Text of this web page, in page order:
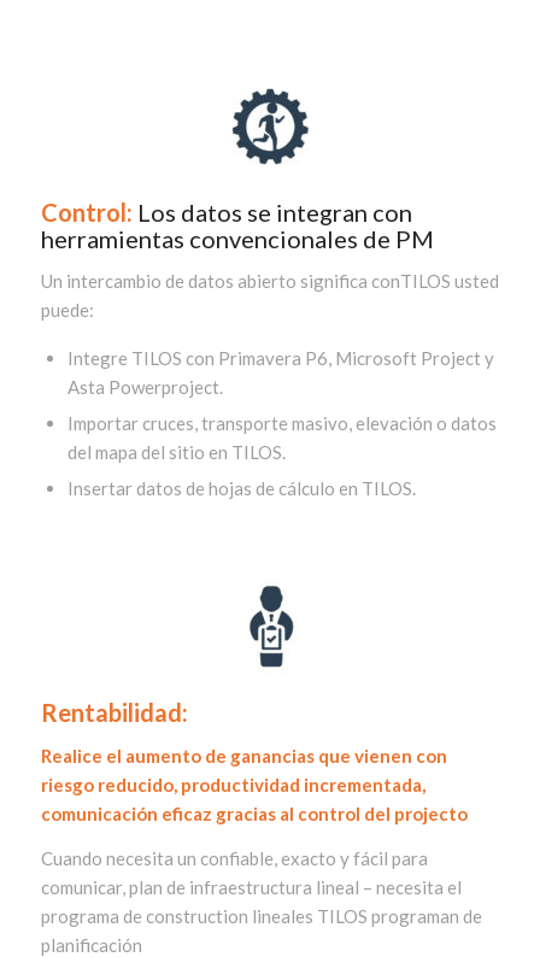
Control: Los datos se integran con
herramientas convencionales de PM
Un intercambio de datos abierto significa conTILOS usted
puede:
Integre TILOS con Primavera P6, Microsoft Project y
Asta Powerproject.
Importar cruces, transporte masivo, elevación o datos
del mapa del sitio en TILOS.
Insertar datos de hojas de cálculo en TILOS.
Rentabilidad:
Realice el aumento de ganancias que vienen con
riesgo reducido, productividad incrementada,
comunicación eficaz gracias al control del projecto
Cuando necesita un confiable, exacto y fácil para
comunicar, plan de infraestructura lineal – necesita el
programa de construction lineales TILOS programan de
planificación